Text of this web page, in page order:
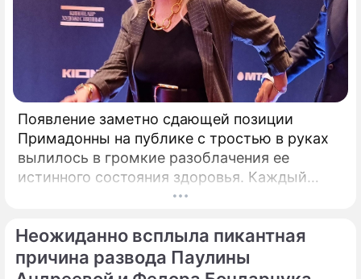
Появление заметно сдающей позиции
Примадонны на публике с тростью в руках
вылилось в громкие разоблачения ее
истинного состояния здоровья. Каждый
выход некогда главной певицы страны в
под микроскопом.
Неожиданно всплыла пикантная
причина развода Паулины